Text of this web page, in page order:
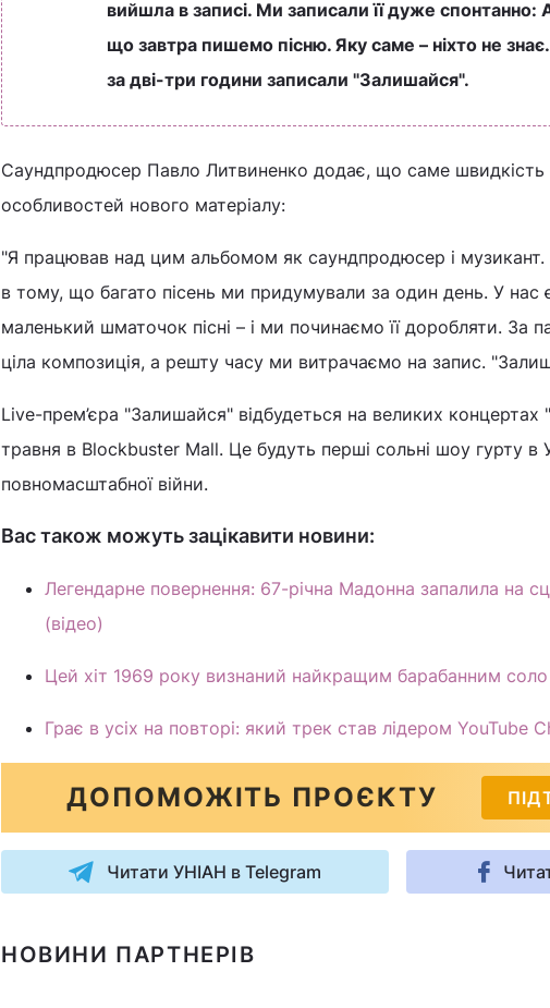
вийшла в записі. Ми записали її дуже спонтанно:
що завтра пишемо пісню. Яку саме – ніхто не
за дві-три години записали "Залишайся".
Саундпродюсер Павло Литвиненко додає, що саме швидкість
особливостей нового матеріалу:
"Я працював над цим альбомом як саундпродюсер і музикант.
в тому, що багато пісень ми придумували за один день. У нас
маленький шматочок пісні – і ми починаємо її доробляти. За
ціла композиція, а решту часу ми витрачаємо на запис.
Live-прем’єра "Залишайся" відбудеться на великих концертах
травня в Blockbuster Mall. Це будуть перші сольні шоу гурту в
повномасштабної війни.
Вас також можуть зацікавити новини:
Легендарне повернення: 67-річна Мадонна запалила на
(відео)
Цей хіт 1969 року визнаний найкращим барабанним соло
Грає в усіх на повторі: який трек став лідером YouTube
ДОПОМОЖІТЬ ПРОЄКТУ
Читати УНІАН в Telegram
НОВИНИ ПАРТНЕРІВ